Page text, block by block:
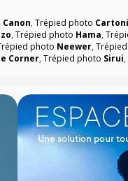
Canon,Trépied photo Cartoni
,Trépied photo Hama,
photo Neewer,
Corner,Trépied photo Sirui,